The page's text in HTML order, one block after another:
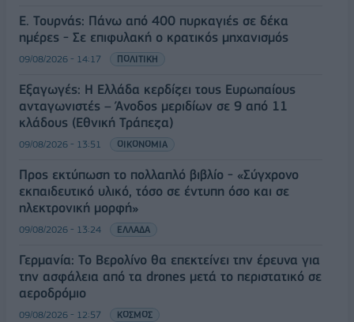
Ε. Τουρνάς: Πάνω από 400 πυρκαγιές σε δέκα
ημέρες - Σε επιφυλακή ο κρατικός μηχανισμός
09/08/2026 - 14:17 ΠΟΛΙΤΙΚΗ
Εξαγωγές: Η Ελλάδα κερδίζει τους Ευρωπαίους
ανταγωνιστές – Άνοδος μεριδίων σε 9 από 11
κλάδους (Εθνική Τράπεζα)
09/08/2026 - 13:51 ΟΙΚΟΝΟΜΙΑ
Προς εκτύπωση το πολλαπλό βιβλίο - «Σύγχρονο
εκπαιδευτικό υλικό, τόσο σε έντυπη όσο και σε
ηλεκτρονική μορφή»
09/08/2026 - 13:24 ΕΛΛΑΔΑ
Γερμανία: Το Βερολίνο θα επεκτείνει την έρευνα για
την ασφάλεια από τα drones μετά το περιστατικό σε
αεροδρόμιο
09/08/2026 - 12:57 ΚΟΣΜΟΣ